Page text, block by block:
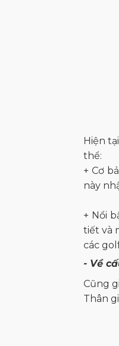
Hiện
thể:
+ Cơ
này
+ Nổi
tiết và
các
- Về
Cũng
Thân